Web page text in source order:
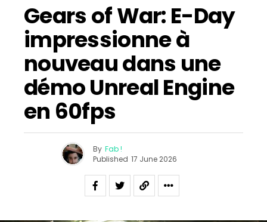
Gears of War: E-Day
impressionne à
nouveau dans une
démo Unreal Engine
en 60fps
By Fab !
Published 17 June 2026